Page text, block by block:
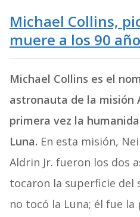
Michael Collins,
muere a los 90
Michael Collins es el
astronauta de la misión
primera vez la
Luna. En esta misión,
Aldrin Jr. fueron los dos
tocaron la superficie del
no tocó la Luna; él fue